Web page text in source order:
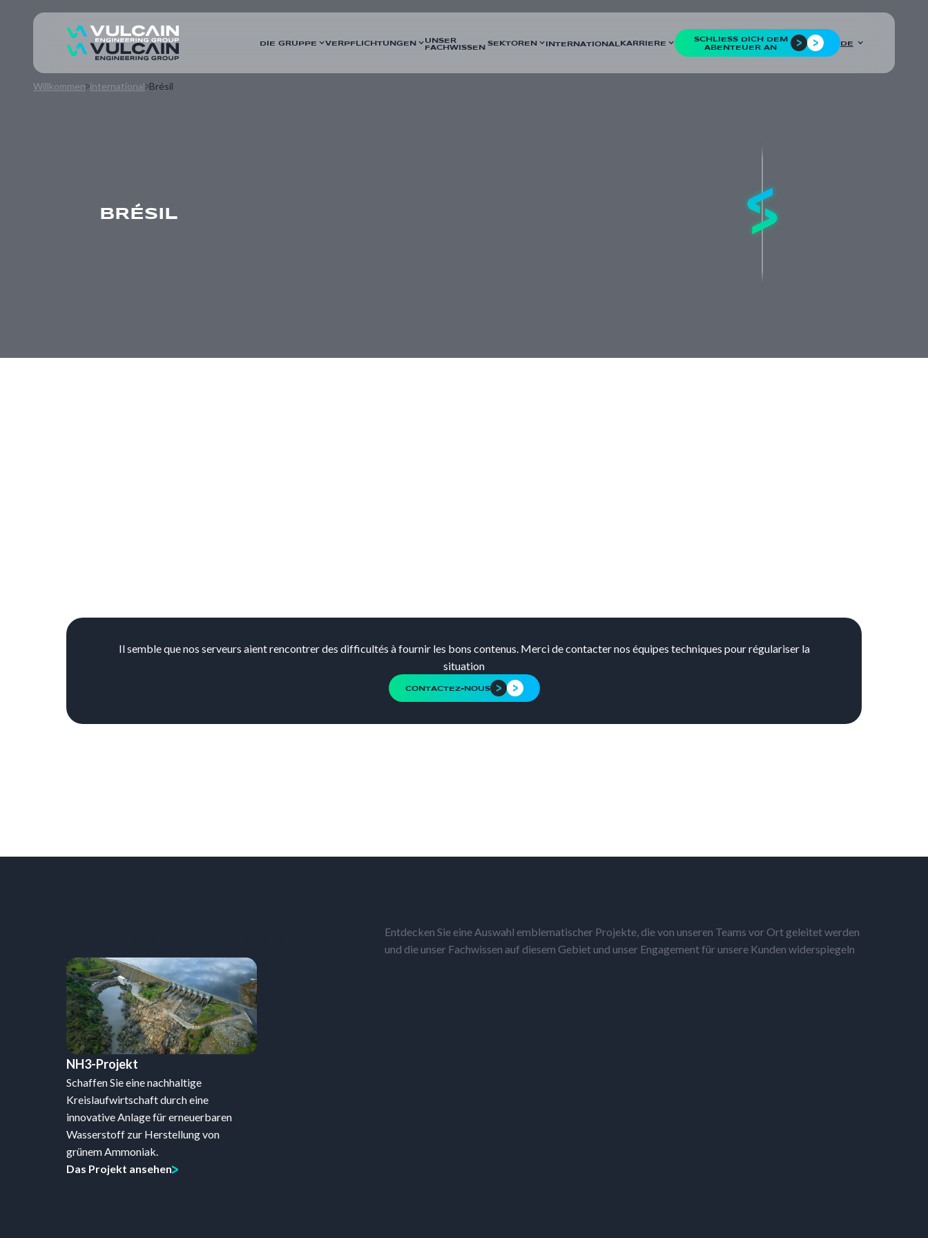
DIE GRUPPE VERPFLICHTUNGEN
UNSER
FACHWISSEN
SEKTOREN INTERNATIONAL KARRIERE
SCHLIESS DICH DEM A
BENTEUER AN
DE
Willkommen international Brésil
BRÉSIL
Il semble que nos serveurs aient rencontrer des difficultés à fournir les bons contenus. Merci de contacter nos équipes techniques pour régulariser la
situation
CONTACTEZ-NOUS
Entdecken Sie eine Auswahl emblematischer Projekte, die von unseren Teams vor Ort geleitet werden
und die unser Fachwissen auf diesem Gebiet und unser Engagement für unsere Kunden widerspiegeln
NH3-Projekt
Schaffen Sie eine nachhaltige
Kreislaufwirtschaft durch eine
innovative Anlage für erneuerbaren
Wasserstoff zur Herstellung von
grünem Ammoniak.
Das Projekt ansehen